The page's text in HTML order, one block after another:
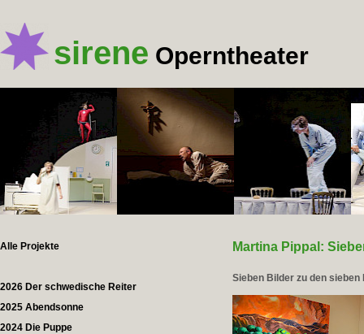
sirene Operntheater
Alle Projekte
2026 Der schwedische Reiter
2025 Abendsonne
2024 Die Puppe
Martina Pippal:
Sieben Bilder zu den